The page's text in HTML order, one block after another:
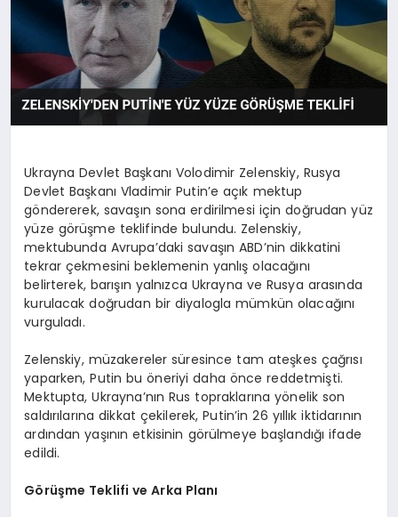
TEKNOLOJI
Ukrayna Devlet Başkanı Volodimir Zelenskiy, Rusya
Devlet Başkanı Vladimir Putin’e açık mektup
göndererek, savaşın sona erdirilmesi için doğrudan yüz
yüze görüşme teklifinde bulundu. Zelenskiy,
mektubunda Avrupa’daki savaşın ABD’nin dikkatini
tekrar çekmesini beklemenin yanlış olacağını
belirterek, barışın yalnızca Ukrayna ve Rusya arasında
kurulacak doğrudan bir diyalogla mümkün olacağını
vurguladı.
Zelenskiy, müzakereler süresince tam ateşkes çağrısı
yaparken, Putin bu öneriyi daha önce reddetmişti.
Mektupta, Ukrayna’nın Rus topraklarına yönelik son
saldırılarına dikkat çekilerek, Putin’in 26 yıllık iktidarının
ardından yaşının etkisinin görülmeye başlandığı ifade
edildi.
Görüşme Teklifi ve Arka Planı